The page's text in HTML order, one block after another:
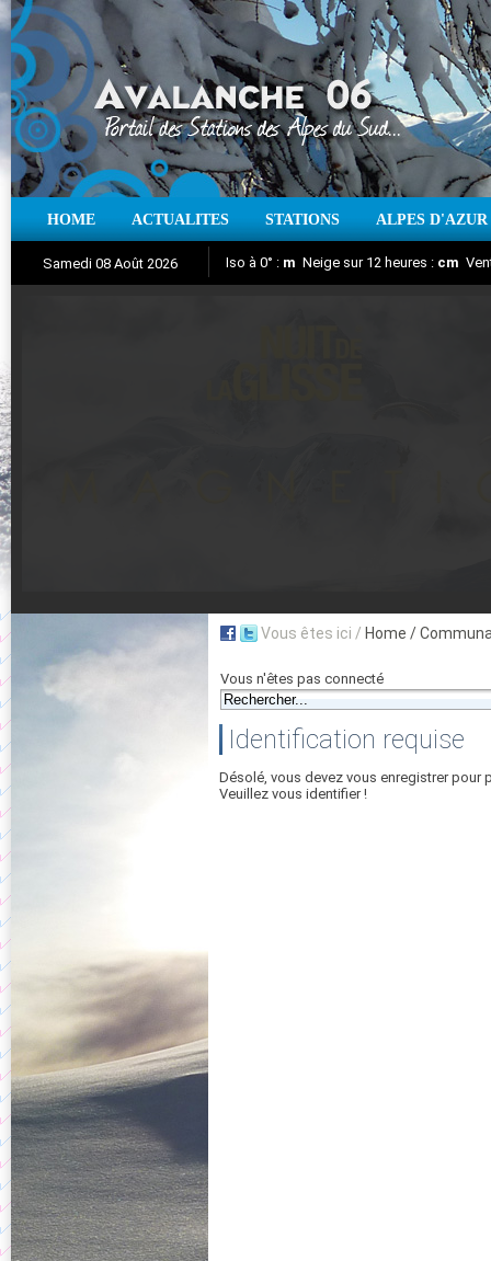
HOME ACTUALITES STATIONS ALPES D'AZUR
Samedi 08 Août 2026 Iso à 0° : m Neige sur 12 heures : cm
Vous êtes ici / Home /
Vous n'êtes pas connecté
Identification requise
Désolé, vous devez vous enregistrer pour
Veuillez vous identifier !